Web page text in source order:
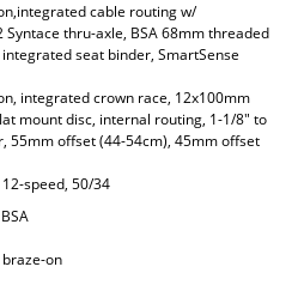
cable routing w/
Syntace thru-axle, BSA 68mm threaded
seat binder, SmartSense
integrated crown race, 12x100mm
mount disc, internal routing, 1-1/8" to
55mm offset (44-54cm), 45mm offset
speed, 50/34
on